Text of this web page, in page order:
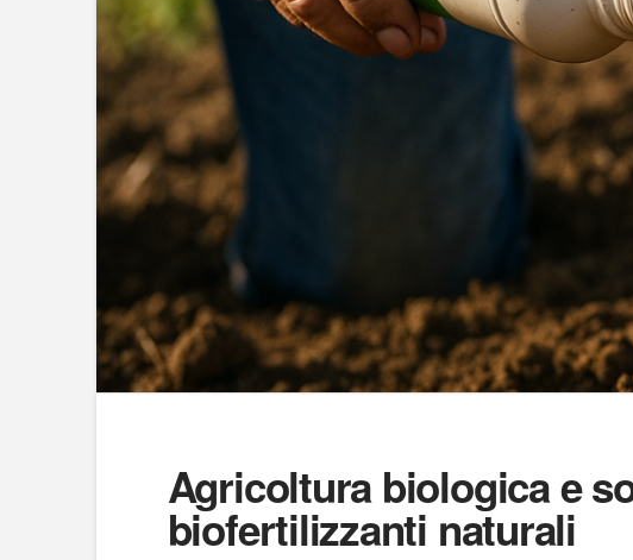
Agricoltura biologica e
biofertilizzanti naturali